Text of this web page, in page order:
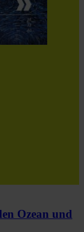
Ozean und